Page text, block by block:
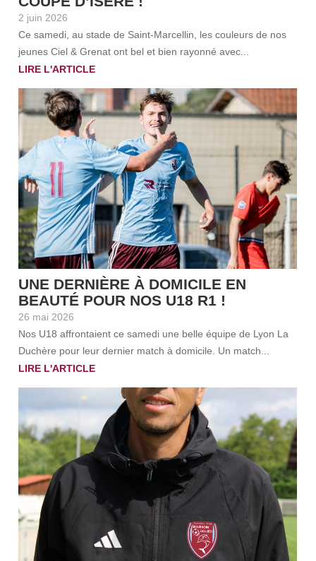
2 juin 2026
Ce samedi, au stade de Saint-Marcellin, les couleurs de nos
jeunes Ciel & Grenat ont bel et bien rayonné avec...
LIRE L'ARTICLE
UNE DERNIÈRE À DOMICILE EN
BEAUTÉ POUR NOS U18 R1 !
26 mai 2026
Nos U18 affrontaient ce samedi une belle équipe de Lyon La
Duchère pour leur dernier match à domicile. Un match...
LIRE L'ARTICLE